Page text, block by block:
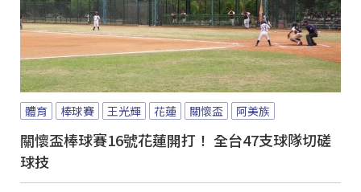
體育 棒球賽 王光輝 花蓮 關懷盃 阿美族
關懷盃棒球賽16號花蓮開打！ 全台47支球隊切磋
球技